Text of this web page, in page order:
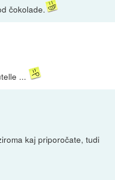
čokolade.
...
kaj priporočate, tudi